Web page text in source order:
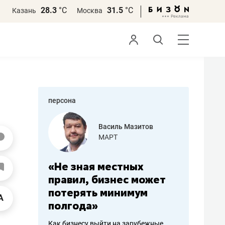
Казань 28.3 °С Москва 31.5 °С
персона
работа
Василь Мазитов
МАРТ
«Не зная местных
правил, бизнес может
потерять минимум
полгода»